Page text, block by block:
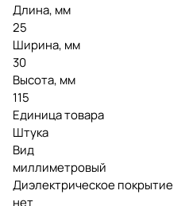
Длина, мм
25
Ширина, мм
30
Высота, мм
115
Единица товара
Штука
Вид
миллиметровый
Диэлектрическое покрытие
нет